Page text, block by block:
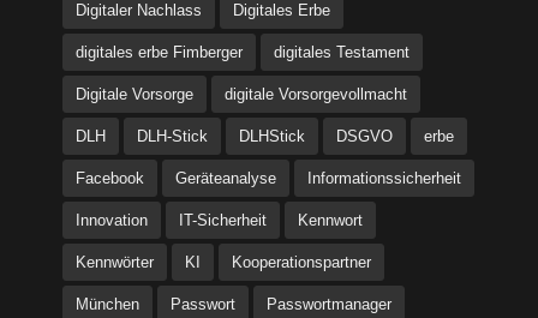
Digitaler Nachlass Digitales Erbe
digitales erbe Fimberger digitales Testament
Digitale Vorsorge digitale Vorsorgevollmacht
DLH DLH-Stick DLHStick DSGVO erbe
Facebook Geräteanalyse Informationssicherheit
Innovation IT-Sicherheit Kennwort
Kennwörter KI Kooperationspartner
München Passwort Passwortmanager